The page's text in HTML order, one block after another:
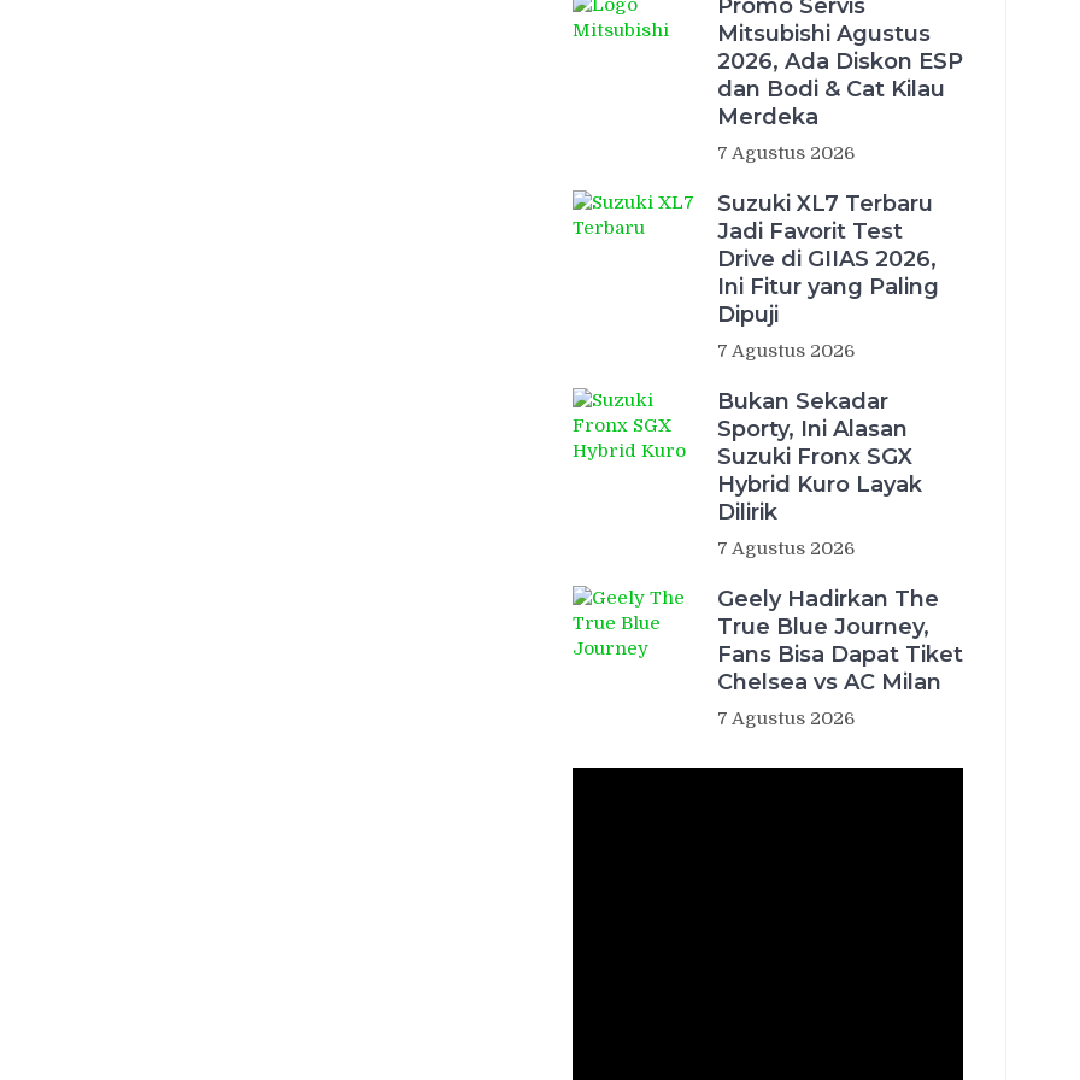
Promo Servis
Mitsubishi Agustus
2026, Ada Diskon ESP
dan Bodi & Cat Kilau
Merdeka
7 Agustus 2026
Suzuki XL7 Terbaru
Jadi Favorit Test
Drive di GIIAS 2026,
Ini Fitur yang Paling
Dipuji
7 Agustus 2026
Bukan Sekadar
Sporty, Ini Alasan
Suzuki Fronx SGX
Hybrid Kuro Layak
Dilirik
7 Agustus 2026
Geely Hadirkan The
True Blue Journey,
Fans Bisa Dapat Tiket
Chelsea vs AC Milan
7 Agustus 2026